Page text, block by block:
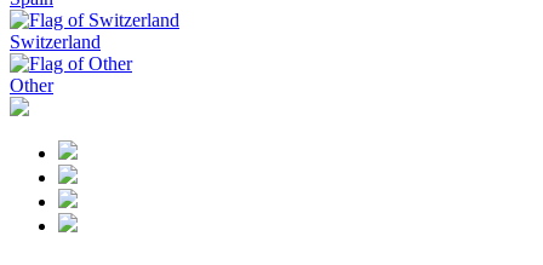
Switzerland
Other